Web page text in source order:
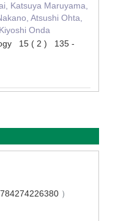
Katsuya Maruyama,
Atsushi Ohta,
Onda
15 ( 2 ) 135 -
）